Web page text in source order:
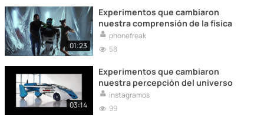
01:23
Experimentos que cambiaron
nuestra comprensión de la física
phonefreak
58
03:14
Experimentos que cambiaron
nuestra percepción del universo
instagramos
99